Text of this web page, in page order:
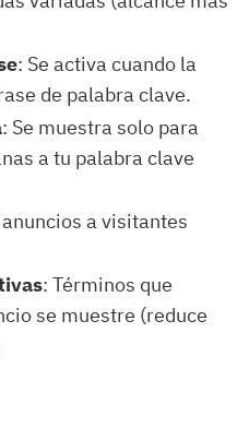
: Se activa cuando la
de palabra clave.
: Se muestra solo para
a tu palabra clave
a visitantes
: Términos que
se muestre (reduce